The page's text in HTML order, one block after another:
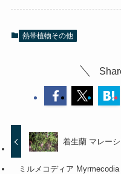
熱帯植物その他
着生蘭 マレー
ミルメコディア